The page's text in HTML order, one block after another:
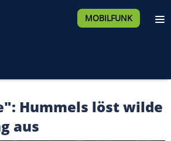
MOBILFUNK
Hummels löst wilde
aus